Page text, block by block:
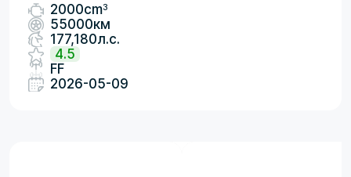
2000cm3
55000км
177,180л.с.
4.5
FF
2026-05-09